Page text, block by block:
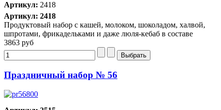
Артикул: 2418
Артикул: 2418
Продуктовый набор с кашей, молоком, шоколадом, халвой,
шпротами, фрикадельками и даже люля-кебаб в составе
3863 руб
Праздничный набор № 56